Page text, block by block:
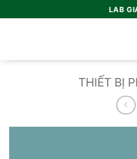
qua
LAB
THIẾT BỊ